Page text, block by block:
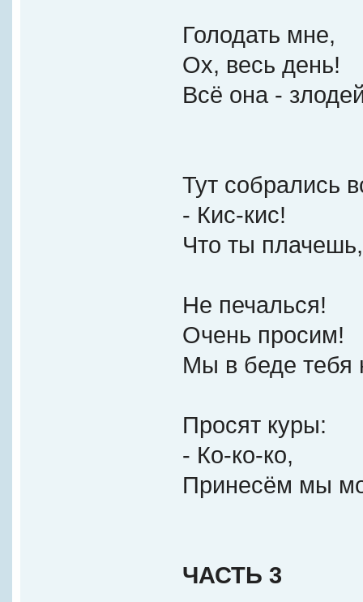
Голодать мне,
Ох, весь день!
Всё она -
Тут собрались
- Кис-кис!
Что ты
Не печалься!
Очень просим!
Мы в беде тебя
Просят куры:
- Ко-ко-ко,
Принесём мы
ЧАСТЬ 3